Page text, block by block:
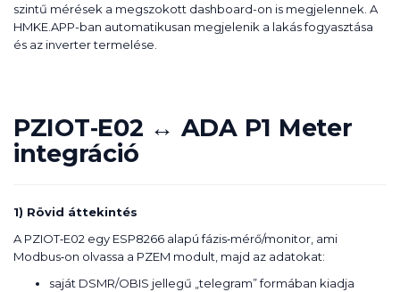
szintű mérések a megszokott dashboard-on is megjelennek. A
HMKE.APP-ban automatikusan megjelenik a lakás fogyasztása
és az inverter termelése.
PZIOT‑E02 ↔ ADA P1 Meter
integráció
1) Rövid áttekintés
A PZIOT‑E02 egy ESP8266 alapú fázis‑mérő/monitor, ami
Modbus‑on olvassa a PZEM modult, majd az adatokat:
saját DSMR/OBIS jellegű „telegram” formában kiadja